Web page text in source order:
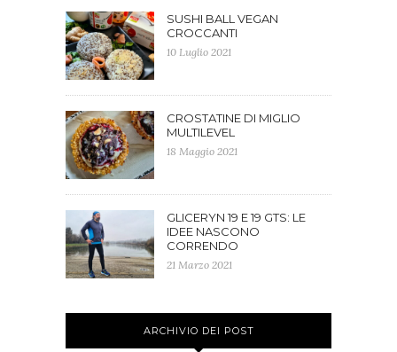
SUSHI BALL VEGAN
CROCCANTI
10 Luglio 2021
CROSTATINE DI MIGLIO
MULTILEVEL
18 Maggio 2021
GLICERYN 19 E 19 GTS: LE
IDEE NASCONO
CORRENDO
21 Marzo 2021
ARCHIVIO DEI POST